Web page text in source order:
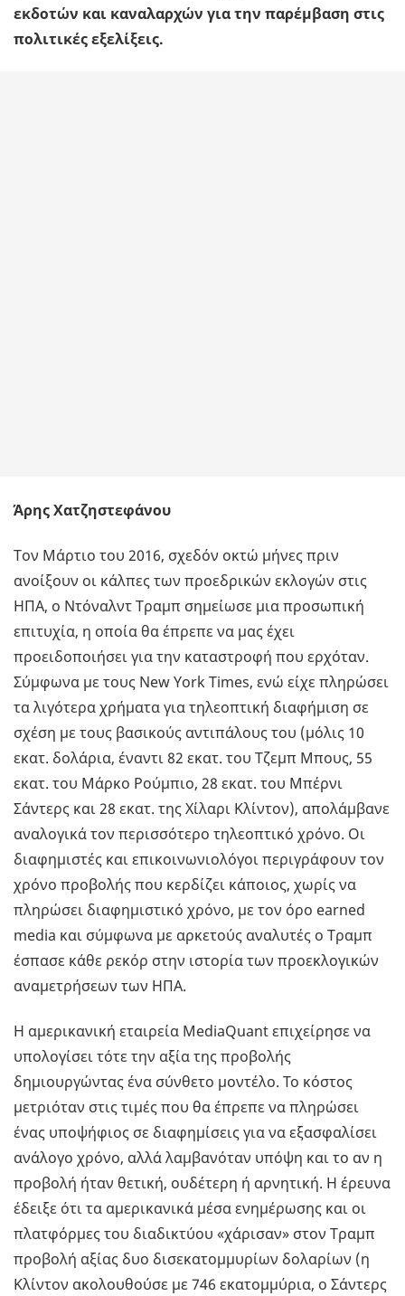
εκδοτών και καναλαρχών για την παρέμβαση στις
πολιτικές εξελίξεις.
Άρης Χατζηστεφάνου
Tον Μάρτιο του 2016, σχεδόν οκτώ μήνες πριν
ανοίξουν οι κάλπες των προεδρικών εκλογών στις
ΗΠΑ, ο Ντόναλντ Τραμπ σημείωσε μια προσωπική
επιτυχία, η οποία θα έπρεπε να μας έχει
προειδοποιήσει για την καταστροφή που ερχόταν.
Σύμφωνα με τους New York Times, ενώ είχε πληρώσει
τα λιγότερα χρήματα για τηλεοπτική διαφήμιση σε
σχέση με τους βασικούς αντιπάλους του (μόλις 10
εκατ. δολάρια, έναντι 82 εκατ. του Τζεμπ Μπους, 55
εκατ. του Μάρκο Ρούμπιο, 28 εκατ. του Μπέρνι
Σάντερς και 28 εκατ. της Χίλαρι Κλίντον), απολάμβανε
αναλογικά τον περισσότερο τηλεοπτικό χρόνο. Οι
διαφημιστές και επικοινωνιολόγοι περιγράφουν τον
χρόνο προβολής που κερδίζει κάποιος, χωρίς να
πληρώσει διαφημιστικό χρόνο, με τον όρο earned
media και σύμφωνα με αρκετούς αναλυτές ο Τραμπ
έσπασε κάθε ρεκόρ στην ιστορία των προεκλογικών
αναμετρήσεων των ΗΠΑ.
Η αμερικανική εταιρεία MediaQuant επιχείρησε να
υπολογίσει τότε την αξία της προβολής
δημιουργώντας ένα σύνθετο μοντέλο. Το κόστος
μετριόταν στις τιμές που θα έπρεπε να πληρώσει
ένας υποψήφιος σε διαφημίσεις για να εξασφαλίσει
ανάλογο χρόνο, αλλά λαμβανόταν υπόψη και το αν η
προβολή ήταν θετική, ουδέτερη ή αρνητική. Η έρευνα
έδειξε ότι τα αμερικανικά μέσα ενημέρωσης και οι
πλατφόρμες του διαδικτύου «χάρισαν» στον Τραμπ
προβολή αξίας δυο δισεκατομμυρίων δολαρίων (η
Κλίντον ακολουθούσε με 746 εκατομμύρια, ο Σάντερς